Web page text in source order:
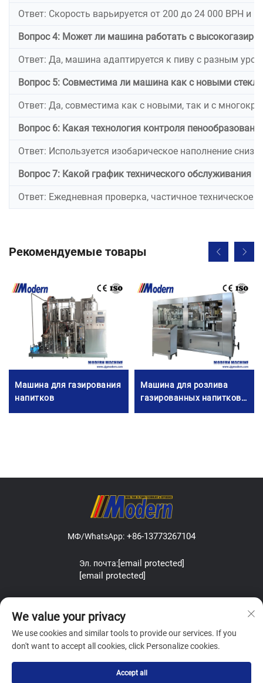
Ответ: Скорость варьируется от 200 до 24 000 BPH и
Вопрос 4: Может ли машина работать с
Ответ: Да, машина адаптируется к пиву с разным
Вопрос 5: Совместима ли машина как с новыми
Ответ: Да, совместима как с новыми, так и с
Вопрос 6: Какая технология контроля
Ответ: Используется изобарическое наполнение
Вопрос 7: Какой график технического обслуживания
Ответ: Ежедневная проверка, частичное
Рекомендуемые товары
Машина для газирования
напитков
Машина для розлива
газированных напитков в
МФ/WhatsApp: +86-13773267104
Эл. почта:[email protected]
[email protected]
Политика конфиденциальности
We value your privacy
We use cookies and similar tools to provide our services. If you
don't want to accept all cookies, click Personalize cookies.
Accept all